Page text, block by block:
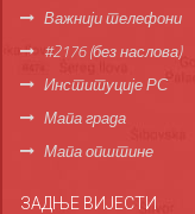
Важнији телефони
#2176 (без наслова)
Институције РС
Мапа града
Мапа општине
ЗАДЊЕ ВИЈЕСТИ